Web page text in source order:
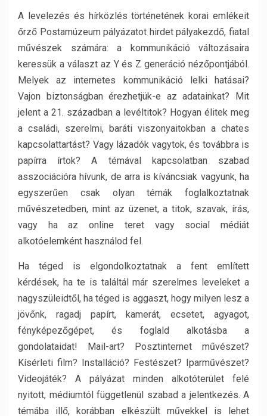
A levelezés és hírközlés történetének korai emlékeit
őrző Postamúzeum pályázatot hirdet pályakezdő, fiatal
művészek számára: a kommunikáció változásaira
keressük a választ az Y és Z generáció nézőpontjából.
Melyek az internetes kommunikáció lelki hatásai?
Vajon biztonságban érezhetjük-e az adatainkat? Mit
jelent a 21. században a levéltitok? Hogyan élitek meg
a családi, szerelmi, baráti viszonyaitokban a chates
kapcsolattartást? Vagy lázadók vagytok, és továbbra is
papírra írtok? A témával kapcsolatban szabad
asszociációra hívunk, de arra is kíváncsiak vagyunk, ha
egyszerűen csak olyan témák foglalkoztatnak
művészetedben, mint az üzenet, a titok, szavak, írás,
vagy ha az online teret vagy social médiát
alkotóelemként használod fel.
Ha téged is elgondolkoztatnak a fent említett
kérdések, ha te is találtál már szerelmes leveleket a
nagyszüleidtől, ha téged is aggaszt, hogy milyen lesz a
jövőnk, ragadj papírt, kamerát, ecsetet, agyagot,
fényképezőgépet, és foglald alkotásba a
gondolataidat! Mail-art? Posztinternet művészet?
Kísérleti film? Installáció? Festészet? Iparművészet?
Videojáték? A pályázat minden alkotóterület felé
nyitott, médiumtól függetlenül szabad a jelentkezés. A
témába illő, korábban elkészült művekkel is lehet